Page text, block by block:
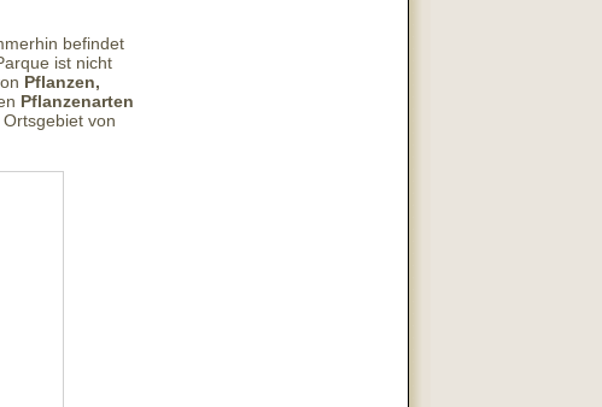
befindet
ist nicht
Pflanzen,
Pflanzenarten
von